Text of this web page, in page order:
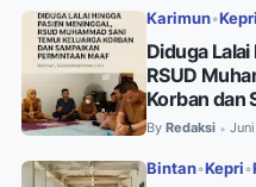
Karimun•Kepri
Diduga
RSUD
Korban dan
By Redaksi •
Bintan•Kepri •